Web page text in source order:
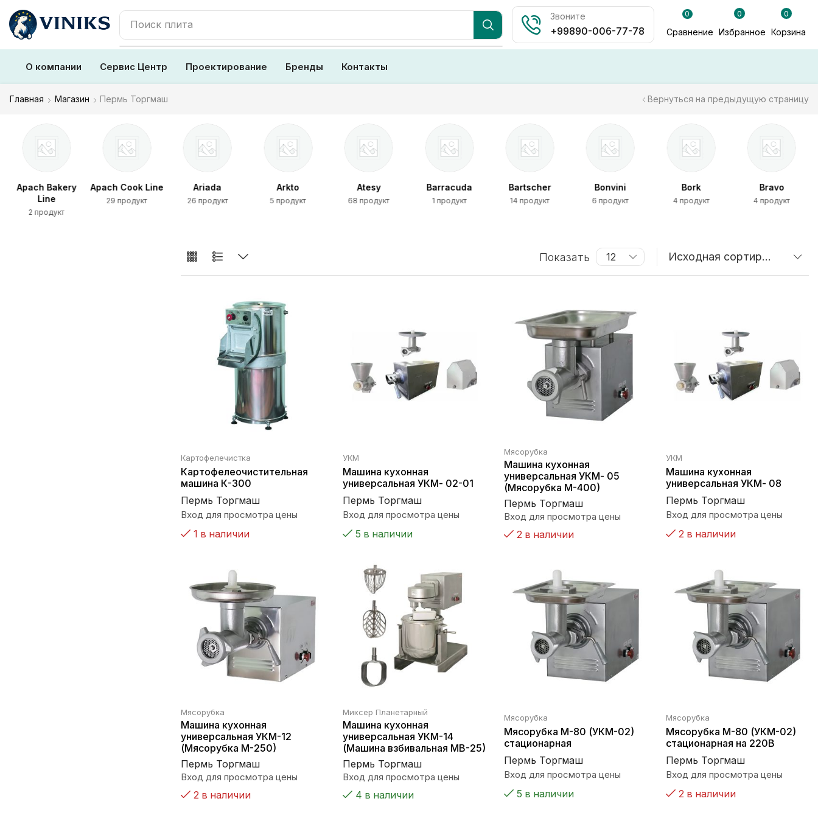
Поиск
Звоните
+99890-006-77-78
0
Сравнение
0
Избранное
0
Корзина
О компании Сервис Центр Проектирование Бренды Контакты
Главная Магазин Пермь Торгмаш Вернуться на предыдущую страницу
Apach Bakery
Line
2 продукт
Apach Cook Line
29 продукт
Ariada
26 продукт
Arkto
5 продукт
Atesy
68 продукт
Barracuda
1 продукт
Bartscher
14 продукт
Bonvini
6 продукт
Bork
4 продукт
Bravo
4 продукт
Показать
Картофелечистка
Картофелеочистительная
машина К-300
Пермь Торгмаш
Вход для просмотра цены
1 в наличии
УКМ
Машина кухонная
универсальная УКМ- 02-01
Пермь Торгмаш
Вход для просмотра цены
5 в наличии
Мясорубка
Машина кухонная
универсальная УКМ- 05
(Мясорубка М-400)
Пермь Торгмаш
Вход для просмотра цены
2 в наличии
УКМ
Машина кухонная
универсальная УКМ- 08
Пермь Торгмаш
Вход для просмотра цены
2 в наличии
Мясорубка
Машина кухонная
универсальная УКМ-12
(Мясорубка М-250)
Пермь Торгмаш
Вход для просмотра цены
2 в наличии
Миксер Планетарный
Машина кухонная
универсальная УКМ-14
(Машина взбивальная МВ-25)
Пермь Торгмаш
Вход для просмотра цены
4 в наличии
Мясорубка
Мясорубка М-80 (УКМ-02)
стационарная
Пермь Торгмаш
Вход для просмотра цены
5 в наличии
Мясорубка
Мясорубка М-80 (УКМ-02)
стационарная на 220В
Пермь Торгмаш
Вход для просмотра цены
2 в наличии